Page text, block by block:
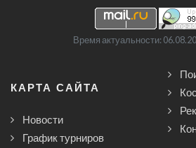
Время актуальности:
КАРТА САЙТА
Новости
График турниров